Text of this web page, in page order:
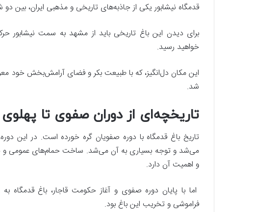
قدمگاه نیشابور یکی از جاذبه‌های تاریخی و مذهبی ایران، بین
برای دیدن این باغ تاریخی باید از مشهد به سمت نیشابور
خواهید رسید.
این مکان دل‌انگیز، که با طبیعت بکر و فضای آرامش‌بخش خود
شد.
تاریخچه‌ای از دوران صفوی تا پهلوی
تاریخ باغ قدمگاه با دوره صفویان گره خورده است. در این
می‌شد و توجه بسیاری به آن می‌شد. ساخت حمام‌های عمومی و
و اهمیت آن دارد.
اما با پایان دوره صفوی و آغاز حکومت قاجار، باغ قدمگاه به
فراموشی و تخریب این باغ بود.